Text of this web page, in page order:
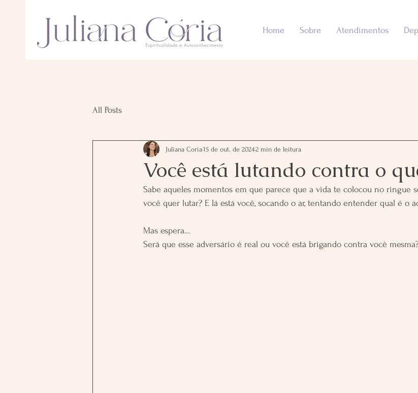
Home Sobre Atendimentos
All Posts
Você está lutando contra o
Juliana Coria15 de out. de 20242 min de leitura
Sabe aqueles momentos em que parece que a vida te colocou no ringue
você quer lutar? E lá está você, socando o ar, tentando entender qual é o
Mas espera…
Será que esse adversário é real ou você está brigando contra você